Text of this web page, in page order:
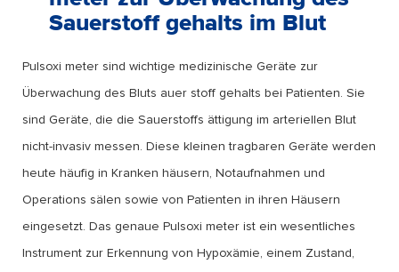
Sauerstoff gehalts im Blut
Pulsoxi meter sind wichtige medizinische Geräte zur
Überwachung des Bluts auer stoff gehalts bei Patienten. Sie
sind Geräte, die die Sauerstoffs ättigung im arteriellen Blut
nicht-invasiv messen. Diese kleinen tragbaren Geräte werden
heute häufig in Kranken häusern, Notaufnahmen und
Operations sälen sowie von Patienten in ihren Häusern
eingesetzt. Das genaue Pulsoxi meter ist ein wesentliches
Instrument zur Erkennung von Hypoxämie, einem Zustand,